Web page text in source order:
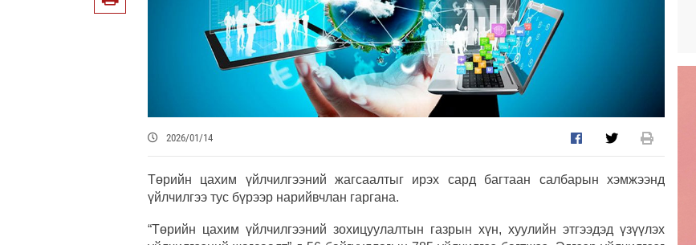
2026/01/14
Төрийн цахим үйлчилгээний жагсаалтыг ирэх сард багтаан салбарын хэмжээнд
үйлчилгээ тус бүрээр нарийвчлан гаргана.
“Төрийн цахим үйлчилгээний зохицуулалтын газрын хүн, хуулийн этгээдэд үзүүлэх